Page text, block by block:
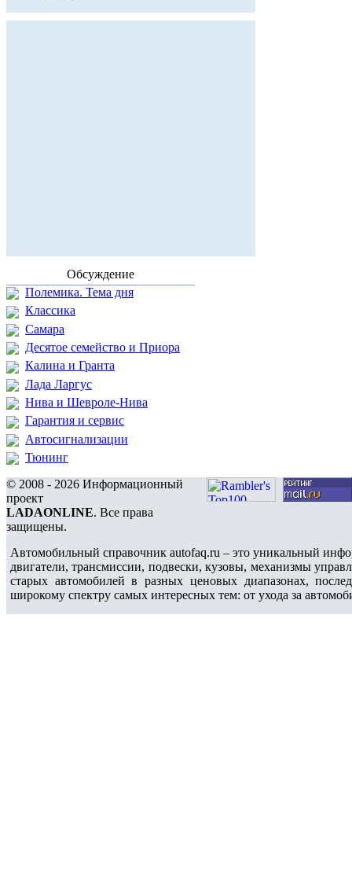
Обсуждение
Полемика. Тема дня
Классика
Самара
Десятое семейство и Приора
Калина и Гранта
Лада Ларгус
Нива и Шевроле-Нива
Гарантия и сервис
Автосигнализации
Тюнинг
© 2008 - 2026 Информационный
проект
LADAONLINE. Все права
защищены.
Автомобильный справочник autofaq.ru – это уникальный
двигатели, трансмиссии, подвески, кузовы, механизмы
старых автомобилей в разных ценовых диапазонах,
широкому спектру самых интересных тем: от ухода за